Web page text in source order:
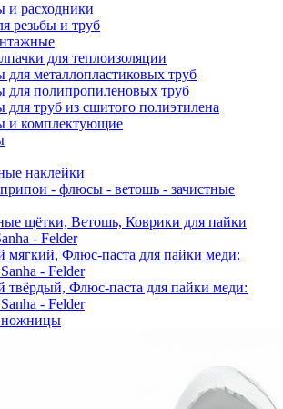
и расходники
резьбы и труб
для теплоизоляции
металлопластиковых труб
для полипропиленовых труб
труб из сшитого полиэтилена
и комплектующие
наклейки
- флюсы - ветошь - зачистные
щётки, Ветошь, Коврики для пайки
- Felder
мягкий, Флюс-паста для пайки меди:
- Felder
твёрдый, Флюс-паста для пайки меди:
- Felder
ножницы